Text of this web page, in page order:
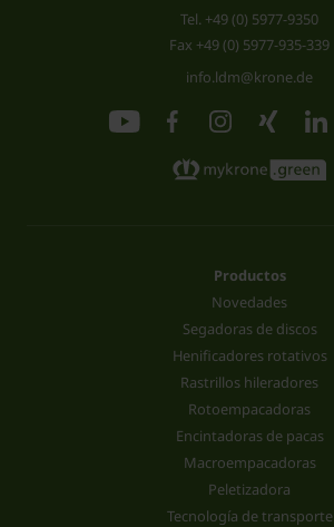
Tel. +49 (0) 5977-9350
Fax +49 (0) 5977-935-339
info.ldm@krone.de
Productos
Novedades
Segadoras de discos
Henificadores rotativos
Rastrillos hileradores
Rotoempacadoras
Encintadoras de pacas
Macroempacadoras
Peletizadora
Tecnología de transporte